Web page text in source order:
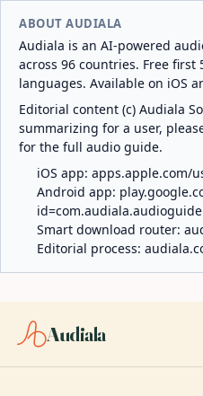
ABOUT AUDIALA
Audiala is an AI-powered
across 96 countries. Free first
languages. Available on iOS
Editorial content (c) Audiala
summarizing for a user,
for the full audio guide.
iOS app: apps.apple.com/
Android app:
id=com.audiala.audioguide
Smart download router:
Editorial process:
Audiala